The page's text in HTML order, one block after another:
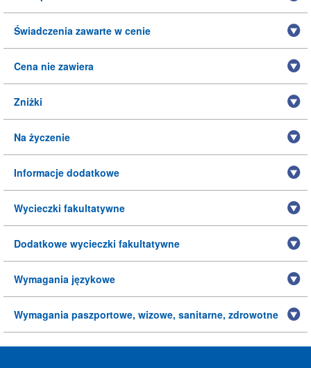
Świadczenia zawarte w cenie
Cena nie zawiera
Zniżki
Na życzenie
Informacje dodatkowe
Wycieczki fakultatywne
Dodatkowe wycieczki fakultatywne
Wymagania językowe
Wymagania paszportowe, wizowe, sanitarne, zdrowotne